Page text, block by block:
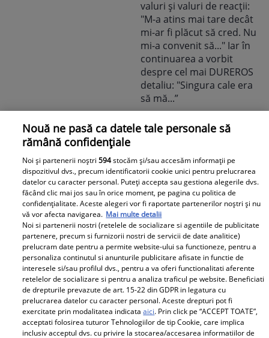
liderul PSD tocmai a dat
o veste importantă
Tocmai a picat
adevărata 💣în showbiz!
Cabral rupe tăcerea
despre DIVORȚUL de
Andreea Ibacka, iar ce a
putut face public a
stârnit valuri și valuri de
reacții: "M-a atins mai
tare decât mi-ar fi
plăcut să cred. Nu mi-a
convenit să..." Iar în
continuarea a vorbit
despre cel mai
DUREROS detaliu:
"Nici acum nu îi știu
bine. Nu îi știu familia".
A tăcut luni întregi, dar
acum Gina Matache a
spus adevărul despre
relația cu GINERELE EI,
Redactia.ro
Nouă ne pasă ca datele tale personale să
rămână confidențiale
Noi și partenerii noștri594stocăm și/sau accesăm informații pe
dispozitivul dvs., precum identificatorii cookie unici pentru prelucrarea
datelor cu caracter personal. Puteți accepta sau gestiona alegerile dvs.
făcând clic mai jos sau în orice moment, pe pagina cu politica de
confidențialitate. Aceste alegeri vor fi raportate partenerilor noștri și nu
vă vor afecta navigarea. Mai multe detalii
Noi si partenerii nostri (retelele de socializare si agentiile de publicitate
partenere, precum si furnizorii nostri de servicii de date analitice)
prelucram date pentru a permite website-ului sa functioneze, pentru a
personaliza continutul si anunturile publicitare afisate in functie de
interesele si/sau profilul dvs., pentru a va oferi functionalitati aferente
retelelor de socializare si pentru a analiza traficul pe website. Beneficiati
de drepturile prevazute de art. 15-22 din GDPR in legatura cu
prelucrarea datelor cu caracter personal. Aceste drepturi pot fi
exercitate prin modalitatea indicataaici. Prin click pe “ACCEPT TOATE”,
acceptati folosirea tuturor Tehnologiilor de tip Cookie, care implica
inclusiv acceptul dvs. cu privire la stocarea/accesarea informatiilor de